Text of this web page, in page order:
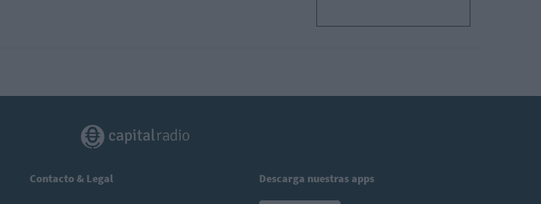
Contacto & Legal Descarga nuestras apps